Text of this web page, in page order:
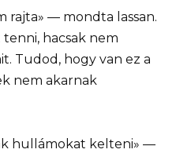
rajta» — mondta lassan.
hacsak nem
Tudod, hogy van ez a
nem akarnak
hullámokat kelteni» —